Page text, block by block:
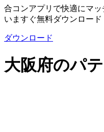
合コンアプリで快適にマッ
いますぐ無料ダウンロード
ダウンロード
大阪府のパ